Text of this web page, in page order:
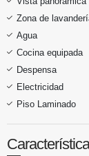
Zona de
Agua
Cocina equipada
Despensa
Electricidad
Piso Laminado